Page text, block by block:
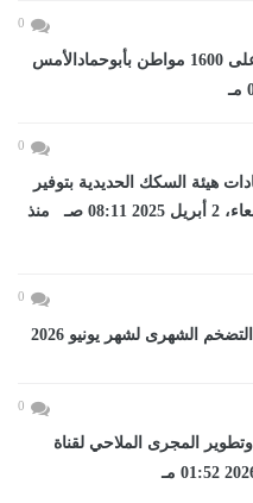
0
صحة الشرقية توقع الكشف على 1600 مواطن بأبوحمادالأمس
0
هيئة السكك الحديدية بتوفير
أماكن في رحلات...اليوم الأربعاء، 2 أبريل 2025 08:11 صـ منذ
0
0
المجرى الملاحي لقناة